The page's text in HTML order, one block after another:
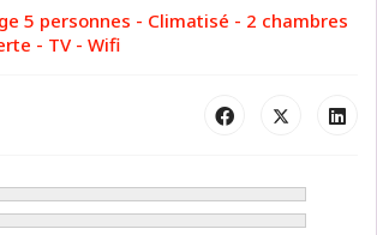
5 personnes - Climatisé - 2 chambres
- TV - Wifi